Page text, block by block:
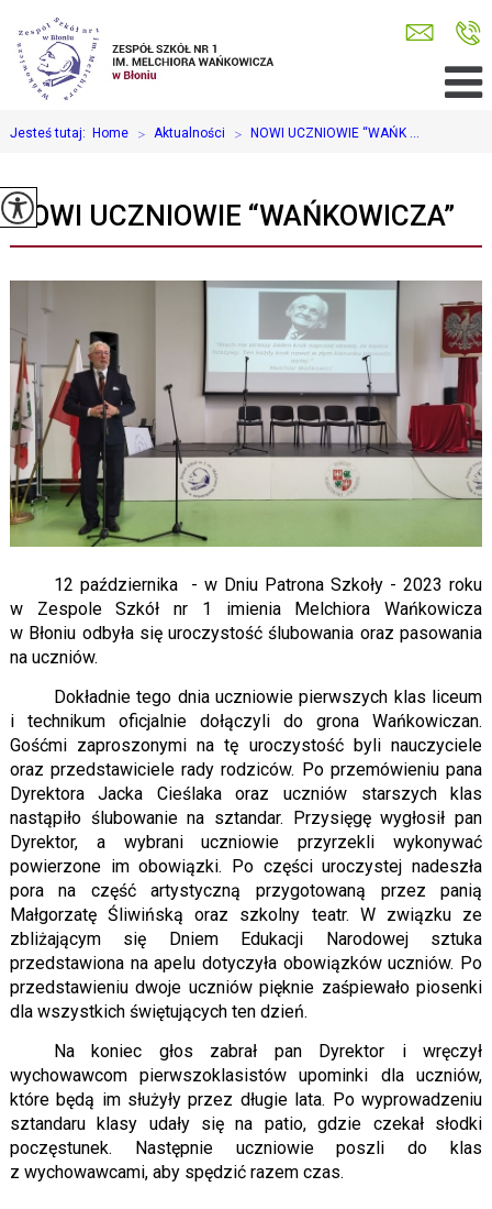
Jesteś tutaj: Home > Aktualności > NOWI UCZNIOWIE “WAŃK ...
NOWI UCZNIOWIE “WAŃKOWICZA”
12 października - w Dniu Patrona Szkoły - 2023 roku
w Zespole Szkół nr 1 imienia Melchiora Wańkowicza
w Błoniu odbyła się uroczystość ślubowania oraz pasowania
na uczniów.
Dokładnie tego dnia uczniowie pierwszych klas liceum
i technikum oficjalnie dołączyli do grona Wańkowiczan.
Gośćmi zaproszonymi na tę uroczystość byli nauczyciele
oraz przedstawiciele rady rodziców. Po przemówieniu pana
Dyrektora Jacka Cieślaka oraz uczniów starszych klas
nastąpiło ślubowanie na sztandar. Przysięgę wygłosił pan
Dyrektor, a wybrani uczniowie przyrzekli wykonywać
powierzone im obowiązki. Po części uroczystej nadeszła
pora na część artystyczną przygotowaną przez panią
Małgorzatę Śliwińską oraz szkolny teatr. W związku ze
zbliżającym się Dniem Edukacji Narodowej sztuka
przedstawiona na apelu dotyczyła obowiązków uczniów. Po
przedstawieniu dwoje uczniów pięknie zaśpiewało piosenki
dla wszystkich świętujących ten dzień.
Na koniec głos zabrał pan Dyrektor i wręczył
wychowawcom pierwszoklasistów upominki dla uczniów,
które będą im służyły przez długie lata. Po wyprowadzeniu
sztandaru klasy udały się na patio, gdzie czekał słodki
poczęstunek. Następnie uczniowie poszli do klas
z wychowawcami, aby spędzić razem czas.